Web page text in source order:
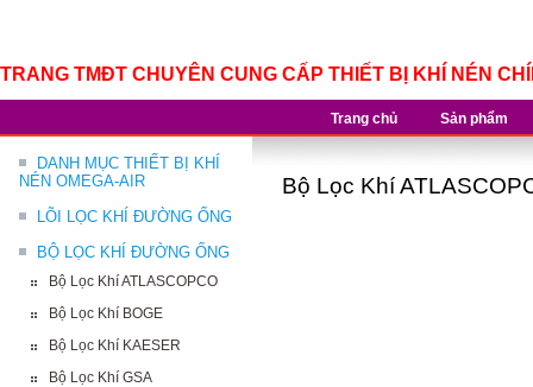
TRANG TMĐT CHUYÊN CUNG CẤP THIẾT BỊ KHÍ NÉN
Trang chủ Sản phẩm
DANH MỤC THIẾT BỊ KHÍ
NÉN OMEGA-AIR
LÕI LỌC KHÍ ĐƯỜNG ỐNG
BỘ LỌC KHÍ ĐƯỜNG ỐNG
Bộ Lọc Khí ATLASCOPCO
Bộ Lọc Khí BOGE
Bộ Lọc Khí KAESER
Bộ Lọc Khí GSA
Bộ Lọc Khí